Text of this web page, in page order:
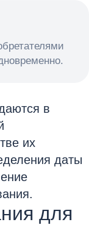
в
их
даты
для